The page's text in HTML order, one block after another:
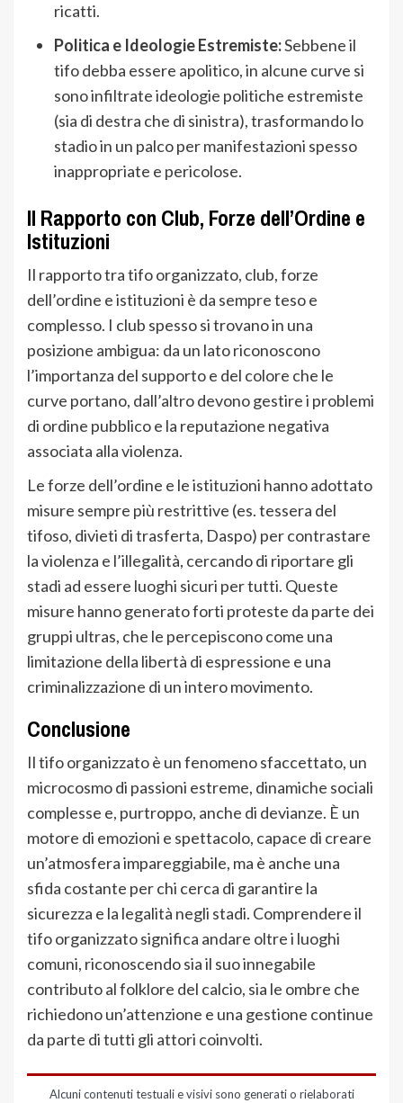
ricatti.
Politica e Ideologie Estremiste:Sebbene il
tifo debba essere apolitico, in alcune curve si
sono infiltrate ideologie politiche estremiste
(sia di destra che di sinistra), trasformando lo
stadio in un palco per manifestazioni spesso
inappropriate e pericolose.
Il Rapporto con Club, Forze dell’Ordine e
Istituzioni
Il rapporto tra tifo organizzato, club, forze
dell’ordine e istituzioni è da sempre teso e
complesso. I club spesso si trovano in una
posizione ambigua: da un lato riconoscono
l’importanza del supporto e del colore che le
curve portano, dall’altro devono gestire i problemi
di ordine pubblico e la reputazione negativa
associata alla violenza.
Le forze dell’ordine e le istituzioni hanno adottato
misure sempre più restrittive (es. tessera del
tifoso, divieti di trasferta, Daspo) per contrastare
la violenza e l’illegalità, cercando di riportare gli
stadi ad essere luoghi sicuri per tutti. Queste
misure hanno generato forti proteste da parte dei
gruppi ultras, che le percepiscono come una
limitazione della libertà di espressione e una
criminalizzazione di un intero movimento.
Conclusione
Il tifo organizzato è un fenomeno sfaccettato, un
microcosmo di passioni estreme, dinamiche sociali
complesse e, purtroppo, anche di devianze. È un
motore di emozioni e spettacolo, capace di creare
un’atmosfera impareggiabile, ma è anche una
sfida costante per chi cerca di garantire la
sicurezza e la legalità negli stadi. Comprendere il
tifo organizzato significa andare oltre i luoghi
comuni, riconoscendo sia il suo innegabile
contributo al folklore del calcio, sia le ombre che
richiedono un’attenzione e una gestione continue
da parte di tutti gli attori coinvolti.
Alcuni contenuti testuali e visivi sono generati o rielaborati